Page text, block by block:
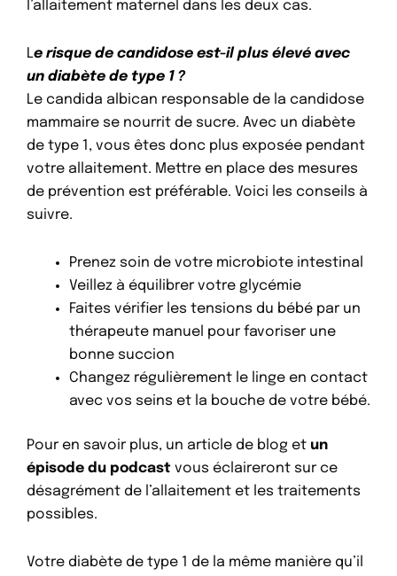
l’allaitement maternel dans les deux cas.
Le risque de candidose est-il plus élevé avec
un diabète de type 1 ?
Le candida albican responsable de la candidose
mammaire se nourrit de sucre. Avec un diabète
de type 1, vous êtes donc plus exposée pendant
votre allaitement. Mettre en place des mesures
de prévention est préférable. Voici les conseils à
suivre.
Prenez soin de votre microbiote intestinal
Veillez à équilibrer votre glycémie
Faites vérifier les tensions du bébé par un
thérapeute manuel pour favoriser une
bonne succion
Changez régulièrement le linge en contact
avec vos seins et la bouche de votre bébé.
Pour en savoir plus, un article de blog et un
épisode du podcast vous éclaireront sur ce
désagrément de l’allaitement et les traitements
possibles.
Votre diabète de type 1 de la même manière qu’il